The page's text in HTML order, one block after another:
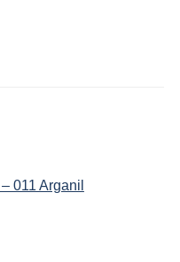
011 Arganil